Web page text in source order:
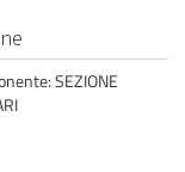
SEZIONE